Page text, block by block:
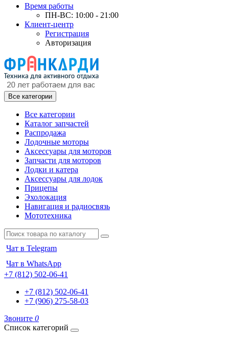
Время работы
ПН-ВС: 10:00 - 21:00
Клиент-центр
Регистрация
Авторизация
Все категории
Все категории
Каталог запчастей
Распродажа
Лодочные моторы
Аксессуары для моторов
Запчасти для моторов
Лодки и катера
Аксессуары для лодок
Прицепы
Эхолокация
Навигация и радиосвязь
Мототехника
Чат в Telegram
Чат в WhatsApp
+7 (812) 502-06-41
+7 (812) 502-06-41
+7 (906) 275-58-03
Звоните 0
Список категорий